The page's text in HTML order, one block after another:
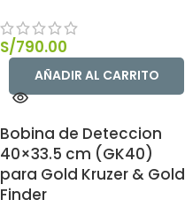
S/790.00
AÑADIR AL CARRITO
Bobina de Deteccion
40×33.5 cm (GK40)
para Gold Kruzer & Gold
Finder